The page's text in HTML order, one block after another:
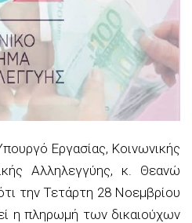
Εργασίας, Κοινωνικής
Αλληλεγγύης, κ. Θεανώ
την Τετάρτη 28 Νοεμβρίου
η πληρωμή των δικαιούχων